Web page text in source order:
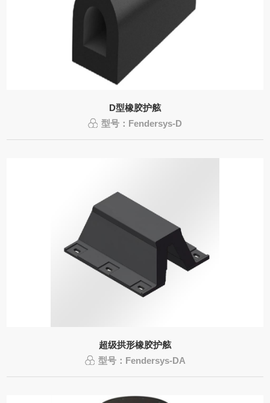
D型橡胶护舷
型号：Fendersys-D
超级拱形橡胶护舷
型号：Fendersys-DA